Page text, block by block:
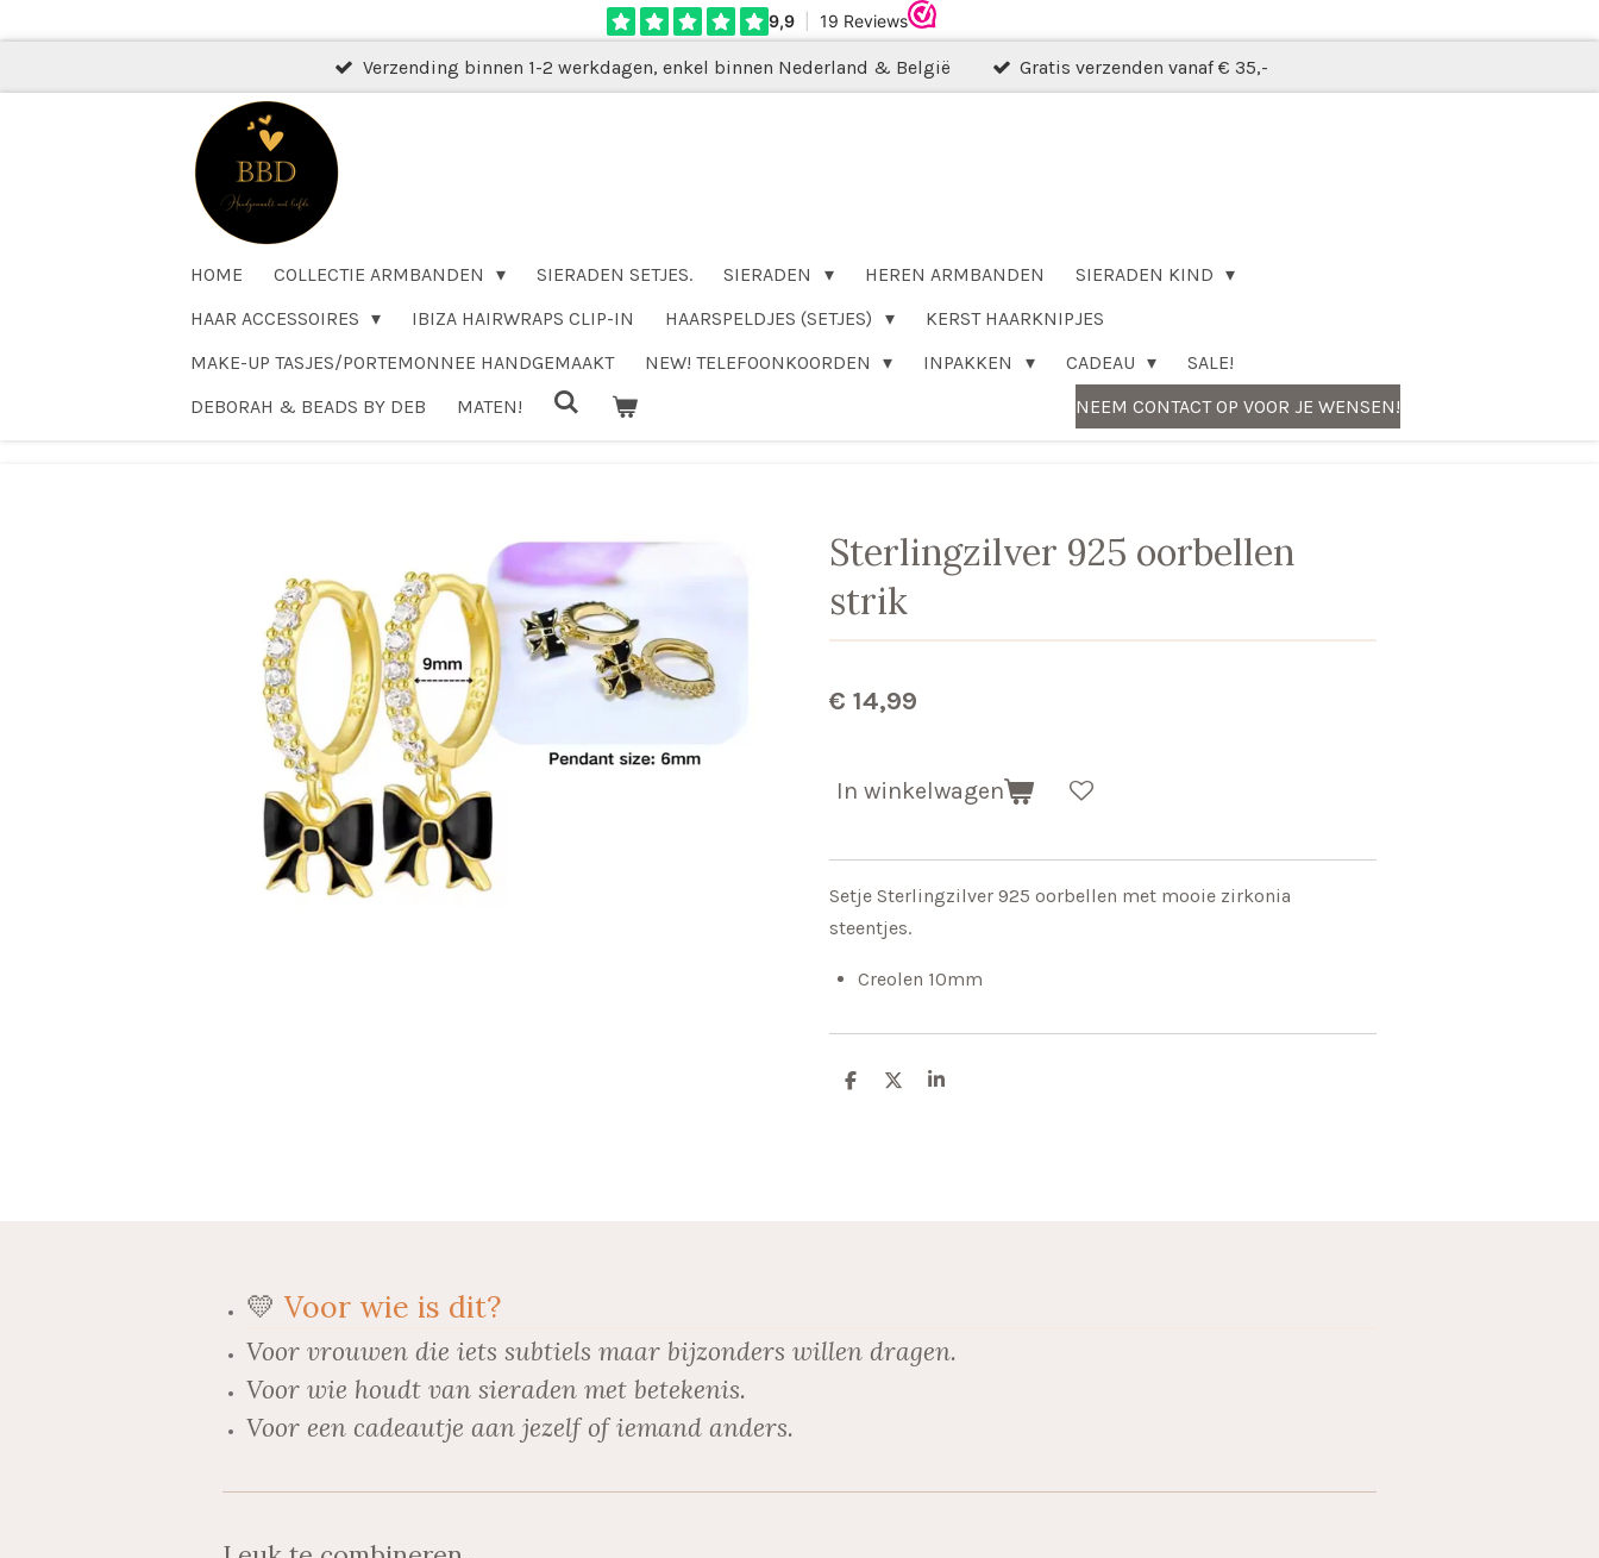
naar
Verzending binnen 1-2 werkdagen, enkel binnen Nederland & België Gratis verzenden vanaf € 35,-
HOME COLLECTIE ARMBANDEN SIERADEN SETJES. SIERADEN HEREN ARMBANDEN
SIERADEN KIND
HAAR ACCESSOIRES
IBIZA HAIRWRAPS CLIP-IN HAARSPELDJES (SETJES)
KERST HAARKNIPJES
MAKE-UP TASJES/PORTEMONNEE HANDGEMAAKT
NEW! TELEFOONKOORDEN INPAKKEN CADEAU
SALE!
DEBORAH & BEADS BY DEB
MATEN! NEEM CONTACT OP VOOR JE WENSEN!
Sterlingzilver 925 oorbellen
strik
€ 14,99
In winkelwagen
Setje Sterlingzilver 925 oorbellen met mooie zirkonia
steentjes.
Creolen 10mm
D
D
S
💛 Voor wie is dit?
Voor vrouwen die iets subtiels maar bijzonders willen dragen.
Voor wie houdt van sieraden met betekenis.
Voor een cadeautje aan jezelf of iemand anders.